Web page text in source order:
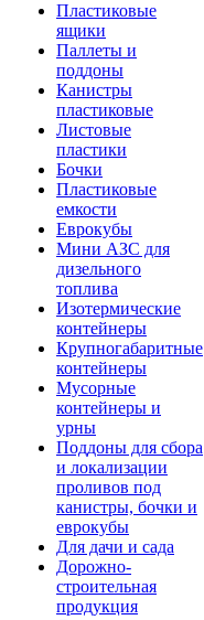
Пластиковые
ящики
Паллеты и
поддоны
Канистры
пластиковые
Листовые
пластики
Бочки
Пластиковые
емкости
Еврокубы
Мини АЗС для
дизельного
топлива
Изотермические
контейнеры
Крупногабаритные
контейнеры
Мусорные
контейнеры и
урны
Поддоны для сбора
и локализации
проливов под
канистры, бочки и
еврокубы
Для дачи и сада
Дорожно-
строительная
продукция